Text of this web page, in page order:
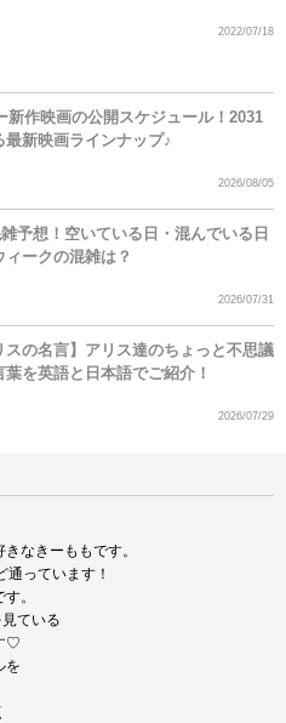
2022/07/18
新作映画の公開スケジュール！2031
新映画ラインナップ♪
2026/08/05
予想！空いている日・混んでいる日
ークの混雑は？
2026/07/31
スの名言】アリス達のちょっと不思議
を英語と日本語でご紹介！
2026/07/29
なきーももです。
っています！
。
ている
♡
を